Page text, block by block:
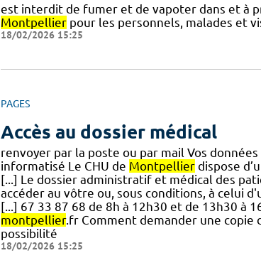
est interdit de fumer et de vapoter dans et à
Montpellierpour les personnels, malades et
18/02/2026 15:25
PAGES
Accès au dossier médical
renvoyer par la poste ou par mail Vos données
informatisé Le CHU de Montpellierdispose
[...] Le dossier administratif et médical des
accéder au vôtre ou, sous conditions, à celui
[...] 67 33 87 68 de 8h à 12h30 et de 13h30 à
montpellier.fr Comment demander une copie
possibilité
18/02/2026 15:25